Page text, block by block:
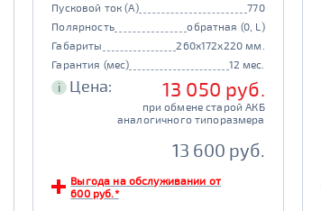
Пусковой ток (А)
770
Полярность
обратная (0, L)
Габариты
260x172x220 мм.
Гарантия (мес)
12 мес.
i Цена: 13 050 руб.
при обмене старой АКБ
аналогичного типоразмера
13 600 руб.
Выгода на обслуживании от
600 руб.*